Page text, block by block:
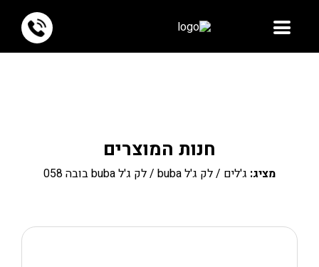
חנות המוצרים
מציג: ג'לים /לק ג'ל buba / לק ג'ל buba בובה 058